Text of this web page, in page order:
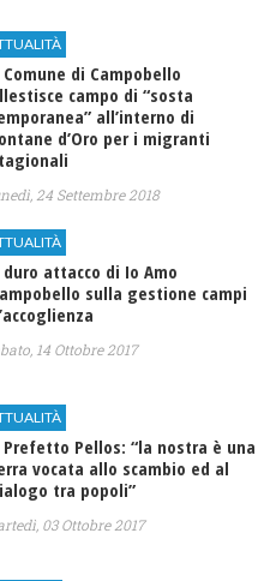
di Campobello
campo di “sosta
all’interno di
d’Oro per i migranti
24 Settembre 2018
attacco di Io Amo
sulla gestione campi
14 Ottobre 2017
Prefetto Pellos: “la nostra è una
vocata allo scambio ed al
tra popoli”
03 Ottobre 2017